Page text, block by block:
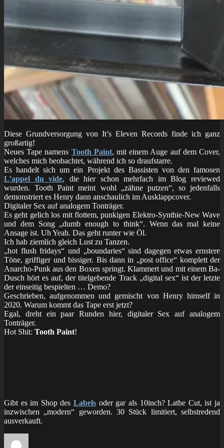
Diese Grundversorgung von It’s Eleven Records finde ich ganz
großartig!
Neues Tape namens Tooth Paint, mit einem Auge auf dem Cover,
welches mich beobachtet, während ich so draufstarre.
Es handelt sich um ein Projekt des Bassisten von den famosen
L’appel du vide, die hier schon mehrfach im Blog reviewed
wurden. Tooth Paint meint wohl „zähne putzen“, so jedenfalls
demonstriert es Henry dann anschaulich im Ausklappcover.
Digitaler Sex auf analogem Tonträger.
Es geht gelich los mit flottem, punkigen Elektro-Synthie-New Wave
und dem Song „dumb enough to think“. Wenn das mal keine
Ansage ist. Uh Yeah. Das geht runter wie Öl.
Ich hab ziemlich gleich Lust zu Tanzen.
„hot flush fridays“ und „boundaries“ sind dagegen etwas ernstere
Töne, griffiger und bissiger. Bis dann in „post office“ komplett der
Anarcho-Punk aus den Boxen springt. Klammert und mit einem Ba-
Dusch hört es auf, der titelgebende Track „digital sex“ ist der letzte
der einseitig bespielten … Demo?
Geschrieben, aufgenommen und gemischt von Henry himself in
2020. Warum kommt das Tape erst jetzt?
Egal, dreht ein paar Runden hier, digitaler Sex auf analogem
Tonträger.
Hot Shit: Tooth Paint!
Gibt es im Shop desLabels oder gar als 10inch? Lathe Cut, ist ja
inzwischen „modern“ geworden. 30 Stück limitiert, selbstredend
ausverkauft.